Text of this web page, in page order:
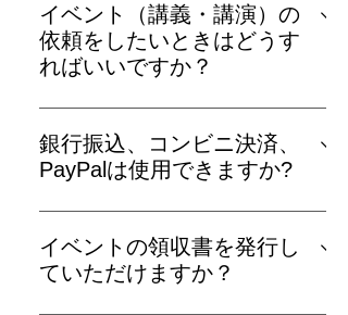
きません。
れるますので以下のページをご参照く
ださい
https://www.tocforeducation.org/learning
イベント​（講義・講演）の​
依頼を​したい​ときは​どう​す
れば​いいですか？​
詳細を​お伺いしますので​事務局まで​お
問合せください TOCfE事務局：
https://www.tocforeducation.org/contact
銀行振込、コンビニ決済、
PayPalは使用できますか?
支払い方法はPayPalとクレジット払い
のみです。受講者本人ではない（保護
者の方など）クレジットカードも利用
イベントの領収書を発行し
ていただけますか？